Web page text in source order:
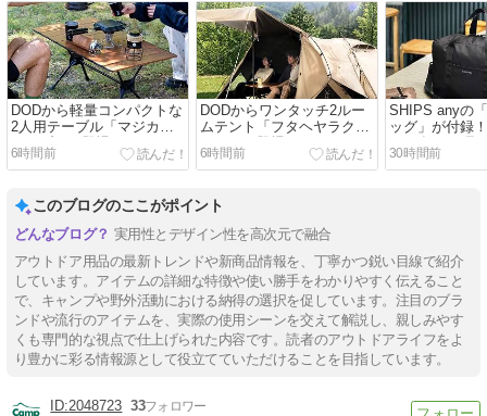
DODから軽量コンパクトな
2人用テーブル「マジカル
テーブル」登場
6時間前
DODからワンタッチ2ルー
ムテント「フタヘヤラクダ
テント」登場
6時間前
SHIPS anyの
ッグ」が付録
2026年10月号
30時間前
このブログのここがポイント
実用性とデザイン性を高次元で融合
アウトドア用品の最新トレンドや新商品情報を、丁寧かつ鋭い目線で紹介
しています。アイテムの詳細な特徴や使い勝手をわかりやすく伝えること
で、キャンプや野外活動における納得の選択を促しています。注目のブラ
ンドや流行のアイテムを、実際の使用シーンを交えて解説し、親しみやす
くも専門的な視点で仕上げられた内容です。読者のアウトドアライフをよ
り豊かに彩る情報源として役立てていただけることを目指しています。
2048723 33